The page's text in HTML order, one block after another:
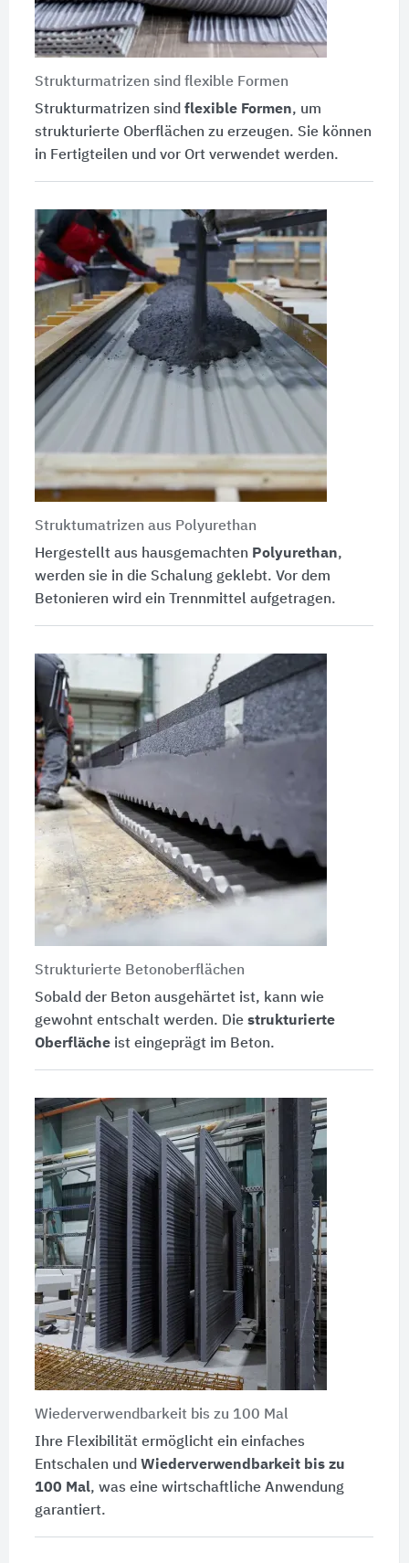
Strukturmatrizen sind flexible Formen
Strukturmatrizen sind flexible Formen, um
strukturierte Oberflächen zu erzeugen. Sie können
in Fertigteilen und vor Ort verwendet werden.
Struktumatrizen aus Polyurethan
Hergestellt aus hausgemachten Polyurethan,
werden sie in die Schalung geklebt. Vor dem
Betonieren wird ein Trennmittel aufgetragen.
Strukturierte Betonoberflächen
Sobald der Beton ausgehärtet ist, kann wie
gewohnt entschalt werden. Die strukturierte
Oberflächeist eingeprägt im Beton.
Wiederverwendbarkeit bis zu 100 Mal
Ihre Flexibilität ermöglicht ein einfaches
Entschalen und Wiederverwendbarkeit bis zu
100 Mal, was eine wirtschaftliche Anwendung
garantiert.